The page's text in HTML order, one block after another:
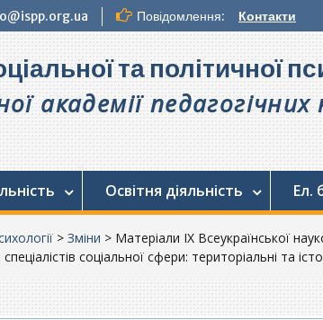
Повідомлення: Контакти
та політичної
академії педагогічних
Освітня діяльність Ел.
> Зміни > Матеріали ІX Всеукраїнської
соціальної сфери: територіальні та